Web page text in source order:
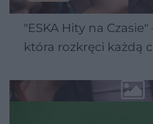
"ESKA Hity na Czasie"
która rozkręci każdą